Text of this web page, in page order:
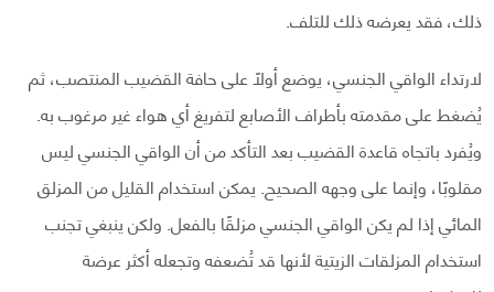
ذلك، فقد يعرضه ذلك للتلف.
لارتداء الواقي الجنسي، يوضع أولًا على حافة القضيب المنتصب، ثم
يُضغط على مقدمته بأطراف الأصابع لتفريغ أي هواء غير مرغوب به.
ويُفرد باتجاه قاعدة القضيب بعد التأكد من أن الواقي الجنسي ليس
مقلوبًا، وإنما على وجهه الصحيح. يمكن استخدام القليل من المزلق
المائي إذا لم يكن الواقي الجنسي مزلقًا بالفعل. ولكن ينبغي تجنب
استخدام المزلقات الزيتية لأنها قد تُضعفه وتجعله أكثر عرضة